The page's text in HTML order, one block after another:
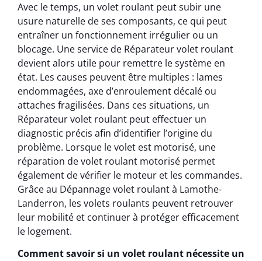
Avec le temps, un volet roulant peut subir une
usure naturelle de ses composants, ce qui peut
entraîner un fonctionnement irrégulier ou un
blocage. Une service de Réparateur volet roulant
devient alors utile pour remettre le système en
état. Les causes peuvent être multiples : lames
endommagées, axe d’enroulement décalé ou
attaches fragilisées. Dans ces situations, un
Réparateur volet roulant peut effectuer un
diagnostic précis afin d’identifier l’origine du
problème. Lorsque le volet est motorisé, une
réparation de volet roulant motorisé permet
également de vérifier le moteur et les commandes.
Grâce au Dépannage volet roulant à Lamothe-
Landerron, les volets roulants peuvent retrouver
leur mobilité et continuer à protéger efficacement
le logement.
Comment savoir si un volet roulant nécessite un